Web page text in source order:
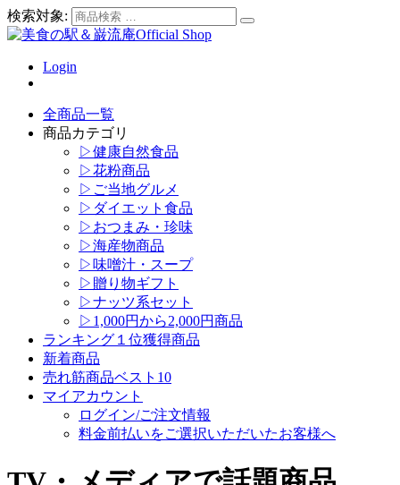
検索対象:
Login
全商品一覧
商品カテゴリ
▷健康自然食品
▷花粉商品
▷ご当地グルメ
▷ダイエット食品
▷おつまみ・珍味
▷海産物商品
▷味噌汁・スープ
▷贈り物ギフト
▷ナッツ系セット
▷1,000円から2,000円商品
ランキング１位獲得商品
新着商品
売れ筋商品ベスト10
マイアカウント
ログイン/ご注文情報
料金前払いをご選択いただいたお客様へ